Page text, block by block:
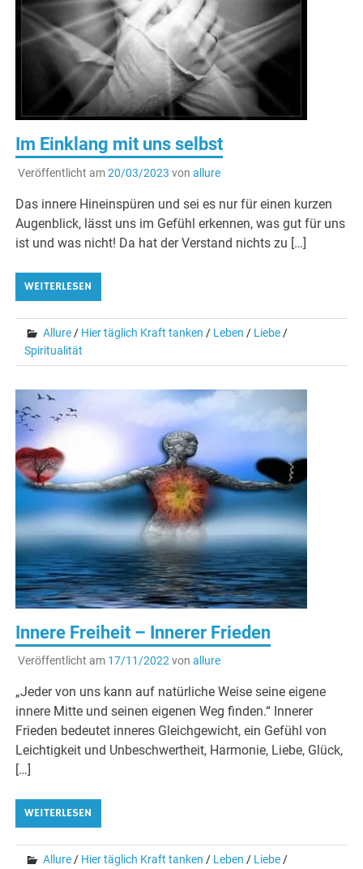
Im Einklang mit uns selbst
Veröffentlicht am20/03/2023 von allure
Das innere Hineinspüren und sei es nur für einen kurzen
Augenblick, lässt uns im Gefühl erkennen, was gut für uns
ist und was nicht! Da hat der Verstand nichts zu […]
WEITERLESEN
Allure / Hier täglich Kraft tanken / Leben / Liebe /
Spiritualität
Innere Freiheit – Innerer Frieden
Veröffentlicht am 17/11/2022von allure
„Jeder von uns kann auf natürliche Weise seine eigene
innere Mitte und seinen eigenen Weg finden.“ Innerer
Frieden bedeutet inneres Gleichgewicht, ein Gefühl von
Leichtigkeit und Unbeschwertheit, Harmonie, Liebe, Glück,
[…]
WEITERLESEN
Allure/ Hier täglich Kraft tanken / Leben / Liebe/